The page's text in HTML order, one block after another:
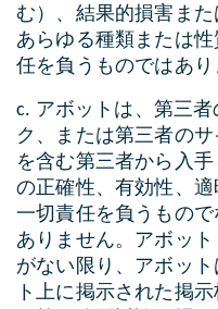
む）、結果的損害また
あらゆる種類または
任を負うものではあり
c. アボットは、第三
ク、または第三者の
を含む第三者から入
の正確性、有効性、
一切責任を負うもの
ありません。アボッ
がない限り、アボッ
ト上に掲示された掲